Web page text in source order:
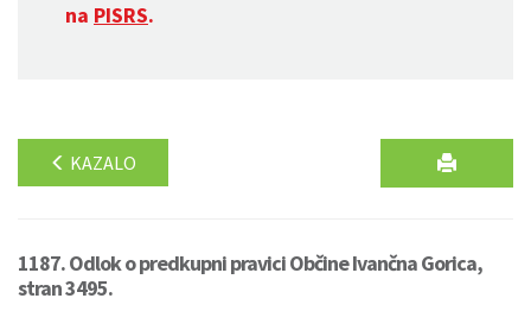
na PISRS.
KAZALO
1187. Odlok o predkupni pravici Občine Ivančna Gorica,
stran 3495.